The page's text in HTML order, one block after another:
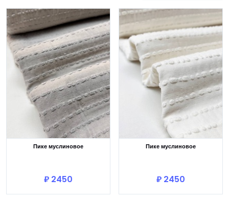
Пике муслиновое
₽ 2450
Пике муслиновое
₽ 2450